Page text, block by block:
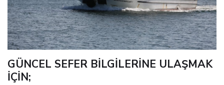
GÜNCEL SEFER BİLGİLERİNE ULAŞMAK
İÇİN;